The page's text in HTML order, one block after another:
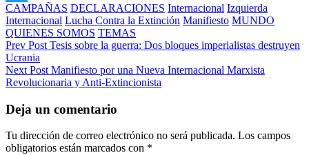
Twitter
Categories
CAMPAÑAS DECLARACIONES Internacional Izquierda
Internacional Lucha Contra la Extinción Manifiesto MUNDO
QUIENES SOMOS TEMAS
Navegación
de
entradas
Previous
Post
Prev Post Tesis sobre la guerra: Dos bloques imperialistas destruyen
Ucrania
Next
Post
Next Post Manifiesto por una Nueva Internacional Marxista
Revolucionaria y Anti-Extincionista
Deja un comentario
Tu dirección de correo electrónico no será publicada. Los campos
obligatorios están marcados con *